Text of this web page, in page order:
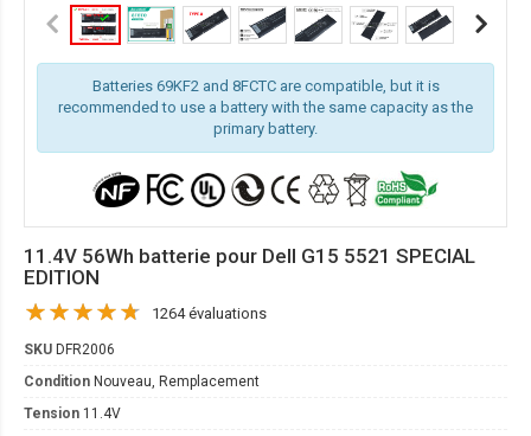
Batteries 69KF2 and 8FCTC are compatible, but it is
recommended to use a battery with the same capacity as the
primary battery.
11.4V 56Wh batterie pour Dell G15 5521 SPECIAL
EDITION
1264 évaluations
SKU DFR2006
Condition Nouveau, Remplacement
Tension 11.4V